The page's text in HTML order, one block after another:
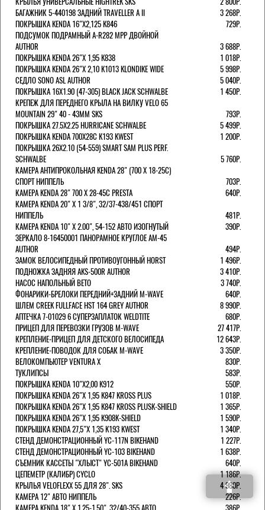
БАГАЖНИК 5-440198 ЗАДНИЙ TRAVELLER A II
3 268Р.
ПОКРЫШКА KENDA 16"Х2,125 K846
729Р.
ПОДСУМОК ПОДРАМНЫЙ A-R282 MPP ДВОЙНОЙ
AUTHOR
3 688Р.
ПОКРЫШКА KENDA 26"Х 1,95 K838
1 018Р.
ПОКРЫШКА KENDA 26"Х 2,10 K1013 KLONDIKE WIDE
5 998Р.
СЕДЛО SONO ASL AUTHOR
5 040Р.
ПОКРЫШКА 16X1.90 (47-305) BLACK JACK SCHWALBE
1 450Р.
КРЕПЕЖ ДЛЯ ПЕРЕДНЕГО КРЫЛА НА ВИЛКУ VELO 65
MOUNTAIN 29" 40 - 43ММ SKS
793Р.
ПОКРЫШКА 27.5X2.25 HURRICANE SCHWALBE
5 499Р.
ПОКРЫШКА KENDA 700Х28С K193 KWEST
1 200Р.
ПОКРЫШКА 26X2.10 (54-559) SMART SAM PLUS PERF.
SCHWALBE
5 760Р.
КАМЕРА АНТИПРОКОЛЬНАЯ KENDA 28" (700 Х 18-25C)
СПОРТ НИППЕЛЬ
703Р.
КАМЕРА KENDA 28" 700 Х 28-45С PRESTA
640Р.
КАМЕРА KENDA 20" Х 1 3/8", 32/37-438/451 СПОРТ
НИППЕЛЬ
481Р.
КАМЕРА KENDA 10" Х 2.00", 54-152 АВТО ИЗОГНУТЫЙ
390Р.
ЗЕРКАЛО 8-16450001 ПАНОРАМНОЕ КРУГЛОЕ AM-45
AUTHOR
494Р.
ЗАМОК ВЕЛОСИПЕДНЫЙ ПРОТИВОУГОННЫЙ HORST
1 496Р.
ПОДНОЖКА ЗАДНЯЯ AKS-500R AUTHOR
3 410Р.
НАСОС НАПОЛЬНЫЙ BETO
3 740Р.
ФОНАРИКИ-БРЕЛОКИ ПЕРЕДНИЙ+ЗАДНИЙ M-WAVE
640Р.
ШЛЕМ CREEK FULLFACE HST 164 GREY AUTHOR
8 990Р.
АПТЕЧКА 7-01029 6 СУПЕРЗАПЛАТОК WELDTITE
680Р.
ПРИЦЕП ДЛЯ ПЕРЕВОЗКИ ГРУЗОВ M-WAVE
27 417Р.
КРЕПЛЕНИЕ-ПРИЦЕП ДЛЯ ДЕТСКОГО ВЕЛОСИПЕДА
12 643Р.
КРЕПЛЕНИЕ-ПОВОДОК ДЛЯ СОБАК M-WAVE
3 350Р.
ВЕЛОКОМПЬЮТЕР VENTURA Х
830Р.
ТУКЛИПСЫ
583Р.
ПОКРЫШКА KENDA 10"Х2,00 K912
550Р.
ПОКРЫШКА KENDA 26"Х 1,95 K847 KROSS PLUS
1 018Р.
ПОКРЫШКА KENDA 26"Х 1,95 K847 KROSS PLUSK-SHIELD
1 365Р.
ПОКРЫШКА KENDA 26"Х 1,95 K908K-SHIELD
1 590Р.
ПОКРЫШКА KENDA 27,5"Х 1,35 K193 KWEST
1 340Р.
СТЕНД ДЕМОНСТРАЦИОННЫЙ YC-117N BIKEHAND
1 227Р.
СТЕНД ДЕМОНСТРАЦИОННЫЙ YC-103 BIKEHAND
1 638Р.
СЪЕМНИК КАССЕТЫ "ХЛЫСТ" YC-501A BIKEHAND
640Р.
ЦЕПЕМЕТР (КАЛИБР) CYCLO
1 186Р.
КРЫЛЬЯ VELOFLEXX 55 ДЛЯ 28". SKS
4 980Р.
КАМЕРА 12" АВТО НИППЕЛЬ
226Р.
КАМЕРА KENDA 18" Х 1.25-1.50", 32/40-355 АВТО
386Р.